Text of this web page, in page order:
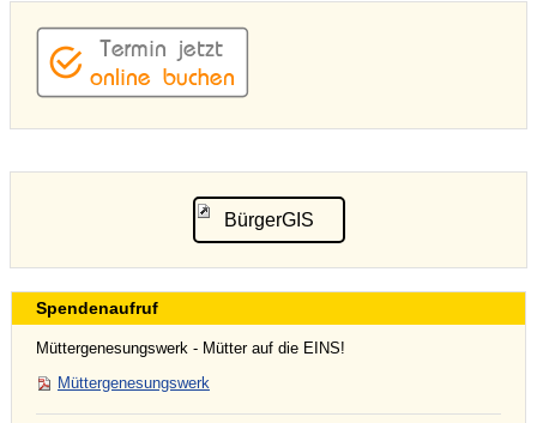
BürgerGIS
Spendenaufruf
Müttergenesungswerk - Mütter auf die EINS!
Müttergenesungswerk